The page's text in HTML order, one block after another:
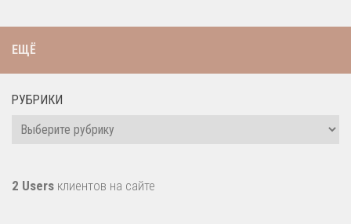
ЕЩЁ
РУБРИКИ
Рубрики
2 Users клиентов на сайте